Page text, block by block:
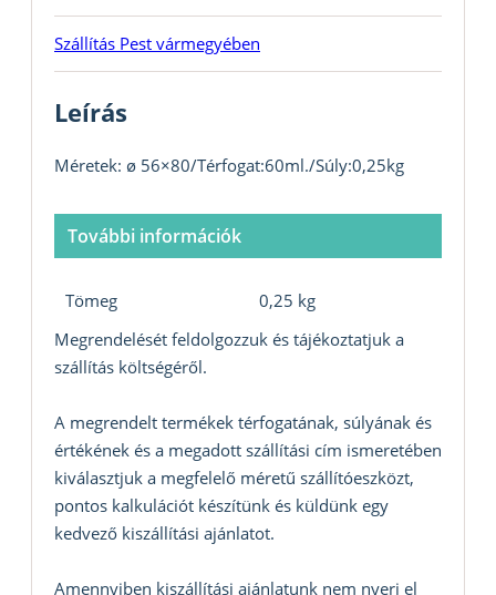
Szállítás Pest vármegyében
Leírás
Méretek: ø 56×80/Térfogat:60ml./Súly:0,25kg
További információk
Tömeg
0,25 kg
Megrendelését feldolgozzuk és tájékoztatjuk a
szállítás költségéről.
A megrendelt termékek térfogatának, súlyának és
értékének és a megadott szállítási cím ismeretében
kiválasztjuk a megfelelő méretű szállítóeszközt,
pontos kalkulációt készítünk és küldünk egy
kedvező kiszállítási ajánlatot.
Amennyiben kiszállítási ajánlatunk nem nyeri el